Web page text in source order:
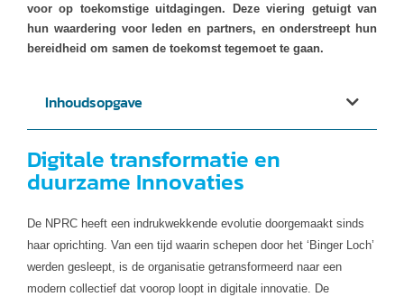
voor op toekomstige uitdagingen. Deze viering getuigt van
hun waardering voor leden en partners, en onderstreept hun
bereidheid om samen de toekomst tegemoet te gaan.
Inhoudsopgave
Digitale transformatie en
duurzame Innovaties
De NPRC heeft een indrukwekkende evolutie doorgemaakt sinds
haar oprichting. Van een tijd waarin schepen door het ‘Binger Loch’
werden gesleept, is de organisatie getransformeerd naar een
modern collectief dat voorop loopt in digitale innovatie. De